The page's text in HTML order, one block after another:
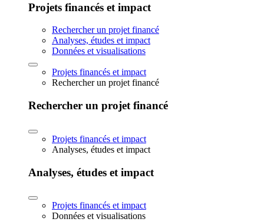
Projets financés et impact
Rechercher un projet financé
Analyses, études et impact
Données et visualisations
Projets financés et impact
Rechercher un projet financé
Rechercher un projet financé
Projets financés et impact
Analyses, études et impact
Analyses, études et impact
Projets financés et impact
Données et visualisations